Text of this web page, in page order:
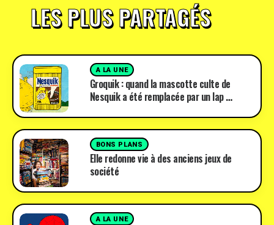
LES PLUS PARTAGÉS
A LA UNE
Groquik : quand la mascotte culte de
Nesquik a été remplacée par un lap …
BONS PLANS
Elle redonne vie à des anciens jeux de
société
A LA UNE